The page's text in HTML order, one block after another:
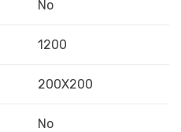
No
1200
200X200
No